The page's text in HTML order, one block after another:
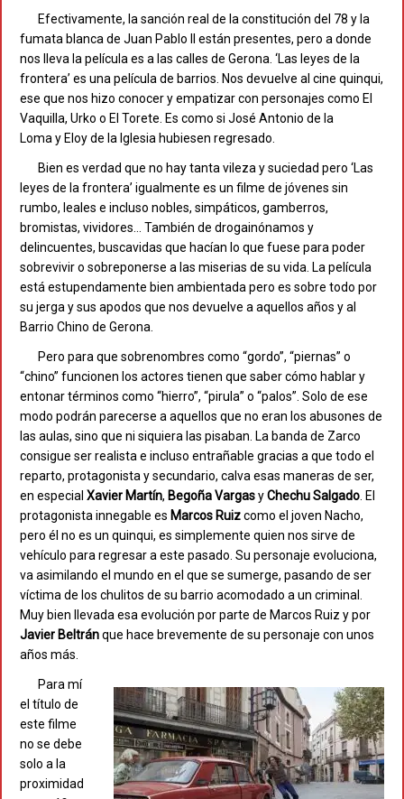
Efectivamente, la sanción real de la constitución del 78 y la
fumata blanca de Juan Pablo II están presentes, pero a donde
nos lleva la película es a las calles de Gerona. ‘Las leyes de la
frontera’ es una película de barrios. Nos devuelve al cine quinqui,
ese que nos hizo conocer y empatizar con personajes como El
Vaquilla, Urko o El Torete. Es como si José Antonio de la
Loma y Eloy de la Iglesia hubiesen regresado.
Bien es verdad que no hay tanta vileza y suciedad pero ‘Las
leyes de la frontera’ igualmente es un filme de jóvenes sin
rumbo, leales e incluso nobles, simpáticos, gamberros,
bromistas, vividores… También de drogainónamos y
delincuentes, buscavidas que hacían lo que fuese para poder
sobrevivir o sobreponerse a las miserias de su vida. La película
está estupendamente bien ambientada pero es sobre todo por
su jerga y sus apodos que nos devuelve a aquellos años y al
Barrio Chino de Gerona.
Pero para que sobrenombres como “gordo”, “piernas” o
“chino” funcionen los actores tienen que saber cómo hablar y
entonar términos como “hierro”, “pirula” o “palos”. Solo de ese
modo podrán parecerse a aquellos que no eran los abusones de
las aulas, sino que ni siquiera las pisaban. La banda de Zarco
consigue ser realista e incluso entrañable gracias a que todo el
reparto, protagonista y secundario, calva esas maneras de ser,
en especial Xavier Martín, Begoña VargasyChechu Salgado. El
protagonista innegable es Marcos Ruizcomo el joven Nacho,
pero él no es un quinqui, es simplemente quien nos sirve de
vehículo para regresar a este pasado. Su personaje evoluciona,
va asimilando el mundo en el que se sumerge, pasando de ser
víctima de los chulitos de su barrio acomodado a un criminal.
Muy bien llevada esa evolución por parte de Marcos Ruiz y por
Javier Beltránque hace brevemente de su personaje con unos
años más.
Para mí
el título de
este filme
no se debe
solo a la
proximidad